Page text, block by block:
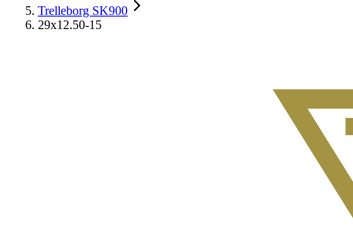
Trelleborg SK900
29x12.50-15